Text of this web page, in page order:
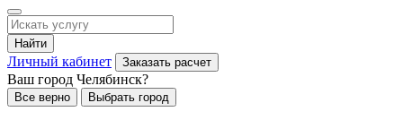
Найти
Личный кабинет Заказать расчет
Ваш город Челябинск?
Все верно Выбрать город